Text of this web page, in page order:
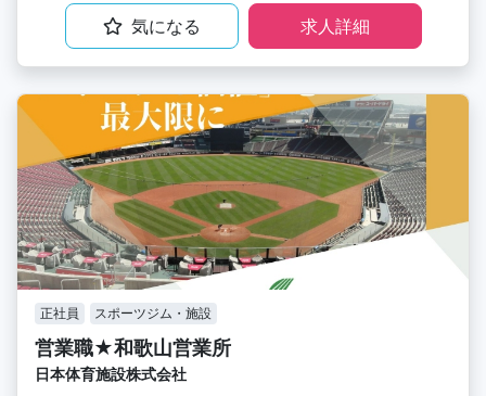
気になる 求人詳細
正社員 スポーツジム・施設
営業職★和歌山営業所
日本体育施設株式会社